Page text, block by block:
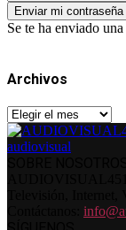
Se te ha enviado
Archivos
Archivos